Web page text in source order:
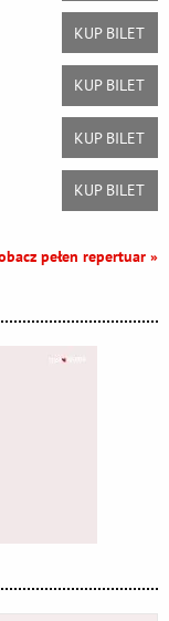
KUP BILET
KUP BILET
KUP BILET
KUP BILET
pełen repertuar »